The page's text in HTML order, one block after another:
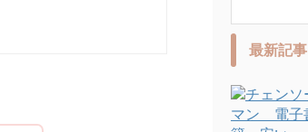
最新記事